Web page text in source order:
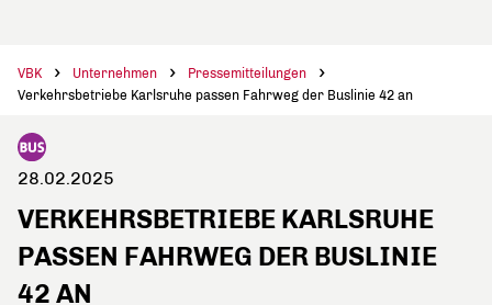
VBK Unternehmen
Pressemitteilungen
Verkehrsbetriebe Karlsruhe passen Fahrweg der Buslinie 42 an
28.02.2025
VERKEHRSBETRIEBE KARLSRUHE
PASSEN FAHRWEG DER BUSLINIE
42 AN